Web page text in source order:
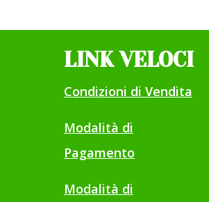
LINK VELOCI
Condizioni di Vendita
Modalità di
Pagamento
Modalità di